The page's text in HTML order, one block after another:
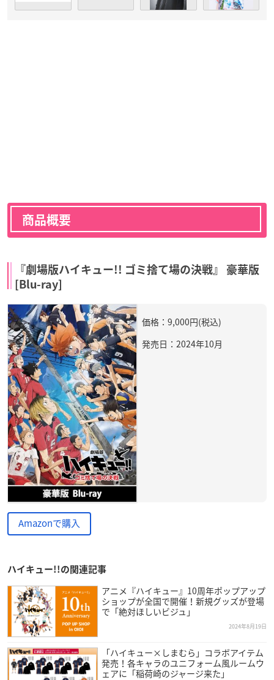
商品概要
『劇場版ハイキュー!! ゴミ捨て場の決戦』 豪華版
[Blu-ray]
価格：9,000円(税込)
発売日：2024年10月
Amazonで購入
ハイキュー!!の関連記事
アニメ『ハイキュー』10周年ポップアップ
ショップが全国で開催！新規グッズが登場
で「絶対ほしいビジュ」
2024年8月19日
「ハイキュー×しまむら」コラボアイテム
発売！各キャラのユニフォーム風ルームウ
ェアに「稲荷崎のジャージ来た」